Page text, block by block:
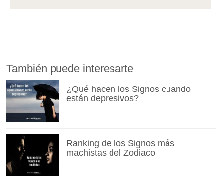
También puede interesarte
¿Qué hacen los Signos cuando
están depresivos?
Ranking de los Signos más
machistas del Zodiaco